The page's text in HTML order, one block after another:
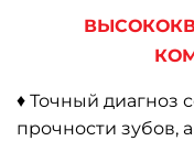
♦ Точный диагноз
прочности зубов,